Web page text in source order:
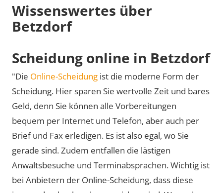
Wissenswertes über
Betzdorf
Scheidung online in Betzdorf
"Die Online-Scheidung ist die moderne Form der
Scheidung. Hier sparen Sie wertvolle Zeit und bares
Geld, denn Sie können alle Vorbereitungen
bequem per Internet und Telefon, aber auch per
Brief und Fax erledigen. Es ist also egal, wo Sie
gerade sind. Zudem entfallen die lästigen
Anwaltsbesuche und Terminabsprachen. Wichtig ist
bei Anbietern der Online-Scheidung, dass diese